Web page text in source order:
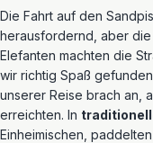
Die Fahrt auf den
herausfordernd, aber
Elefanten machten die
wir richtig Spaß
unserer Reise brach an,
erreichten. In
Einheimischen,